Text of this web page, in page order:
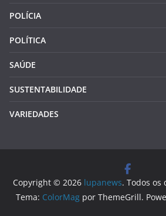
POLÍCIA
POLÍTICA
SAÚDE
SUSTENTABILIDADE
VARIEDADES
Copyright © 2026 lupanews. Todos os
Tema: ColorMag por ThemeGrill.